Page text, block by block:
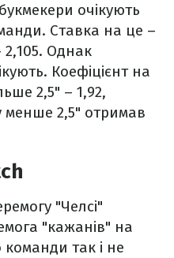
очікують
Ставка на це –
Однак
Коефіцієнт на
2,5" – 1,92,
менше 2,5" отримав
"Челсі"
"кажанів" на
так і не